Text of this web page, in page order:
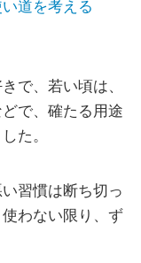
道を考える
で、若い頃は、
で、確たる用途
た。
習慣は断ち切っ
わない限り、ず